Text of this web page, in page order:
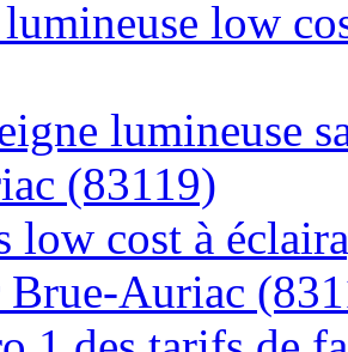
low
lumineuse
(83119)
low cost à
Brue-Auriac